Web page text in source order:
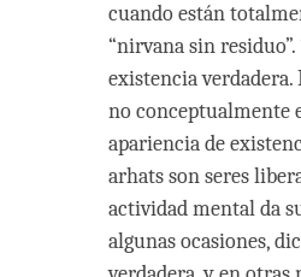
cuando están
“nirvana sin
existencia
no conceptualmente
apariencia de
arhats son seres
actividad mental da
algunas ocasiones,